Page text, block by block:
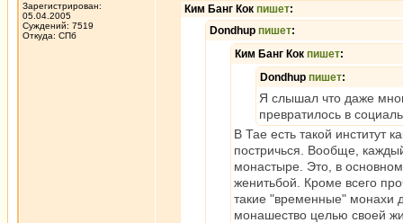
Зарегистрирован:
05.04.2005
Суждений: 7519
Откуда: СПб
Ким Банг Кок пишет:
Dondhup пишет:
Ким Банг Кок пишет:
Dondhup пишет:
Я слышал что даже
превратилось в
В Тае есть такой институт
постричься. Вообще,
монастыре. Это, в
женитьбой. Кроме всего
такие "временные" монахи
монашество целью своей